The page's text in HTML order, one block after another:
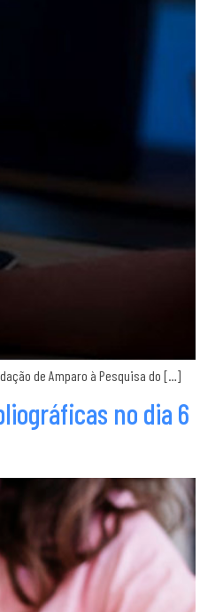
de Amparo à Pesquisa do […]
no dia 6